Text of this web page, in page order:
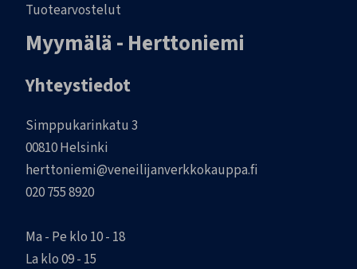
Tuotearvostelut
Myymälä - Herttoniemi
Yhteystiedot
Simppukarinkatu 3
00810 Helsinki
herttoniemi@veneilijanverkkokauppa.fi
020 755 8920
Ma - Pe klo 10 - 18
La klo 09 - 15